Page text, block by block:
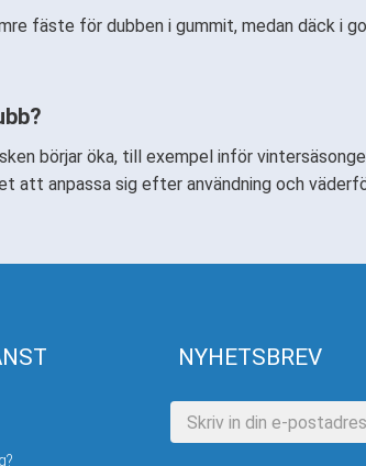
fäste för dubben i gummit, medan däck i
börjar öka, till exempel inför
anpassa sig efter användning och
NYHETSBREV